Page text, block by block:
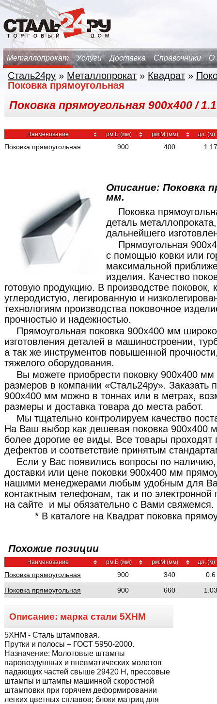
Металлопрокат Услуги Доставка Справочники О
Сталь24ру » Металлопрокат » Квадрат »
Поковка прямоугольная
Поковка прямоугольная 900х400 /
Наименование рм.Б (мм) рм.М (мм) дл. (м)
Поковка прямоугольная 900 400 1.17
Описание: Поковка
мм.
Поковка
деталь
дальнейшего
Прямоугольная
с помощью ковки или
максимальной
изделия. Качество
готовую продукцию. В производстве поковок,
углеродистую, легированную и
технологиям производства поковочное
прочностью и надежностью.
Прямоугольная поковка 900x400 мм
изготовления деталей в машиностроении,
а так же инструментов повышенной
тяжелого оборудования.
Вы можете приобрести поковку 900x400
размеров в компании «Сталь24ру». Заказать
900x400 мм можно в тоннах или в метрах,
размеры и доставка товара до места работ.
Мы тщательно контролируем качество
На Ваш выбор как дешевая поковка 900x400
более дорогие ее виды. Все товары проходят
дефектов и соответствие принятым
Если у Вас появились вопросы по
доставки или цене поковки 900x400 мм
нашими менеджерами любым удобным для
контактным телефонам, так и по электронной
на сайте и мы обязательно с Вами свяжемся.
* В каталоге на Квадрат поковка
Похожие позиции
Наименование рм.Б (мм) рм.М (мм) дл. (м)
Поковка прямоугольная 900 340
0.6
Поковка прямоугольная
900 660 1.03
Описание: марка стали 5ХНМ
5ХНМ - Сталь штамповая.
Прутки и полосы – ГОСТ 5950-2000.
Назначение: Молотовые штампы
паровоздушных и пневматических молотов
падающих частей свыше 29420 Н, прессовые
штампы и штампы машинной скоростной
штамповки при горячем деформировании
легких цветных сплавов; блоки матриц для